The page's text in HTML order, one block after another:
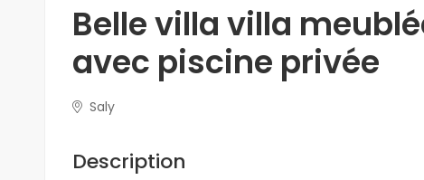
Belle villa villa
avec piscine privée
Saly
Description